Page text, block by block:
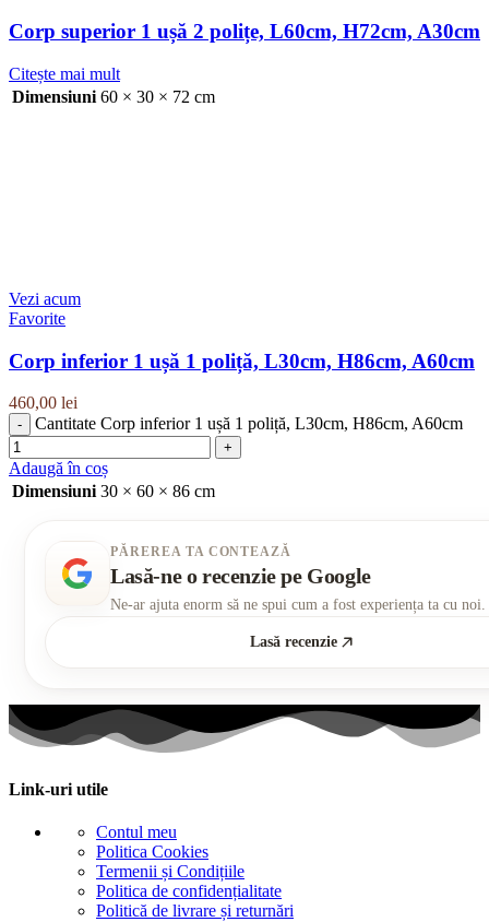
Corp superior 1 ușă 2 polițe, L60cm, H72cm, A30cm
Citește mai mult
Dimensiuni 60 × 30 × 72 cm
Vezi acum
Favorite
Corp inferior 1 ușă 1 poliță, L30cm, H86cm, A60cm
460,00 lei
Cantitate Corp inferior 1 ușă 1 poliță, L30cm, H86cm, A60cm
Adaugă în coș
Dimensiuni 30 × 60 × 86 cm
PĂREREA TA CONTEAZĂ
Lasă-ne o recenzie pe Google
Ne-ar ajuta enorm să ne spui cum a fost experiența ta cu noi.
Lasă recenzie
Link-uri utile
Contul meu
Politica Cookies
Termenii și Condițiile
Politica de confidențialitate
Politică de livrare și returnări